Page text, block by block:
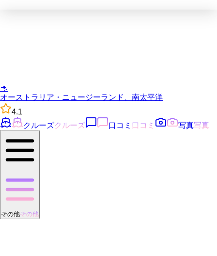
🦘
オーストラリア・ニュージーランド、南太平洋
4.1
クルーズクルーズ 口コミ 口コミ 写真写真
その他その他